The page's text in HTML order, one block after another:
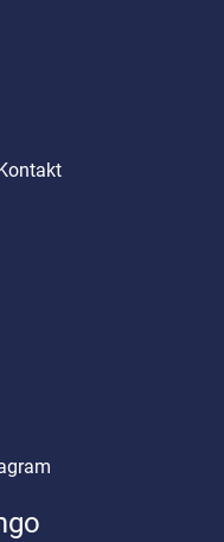
Kontakt